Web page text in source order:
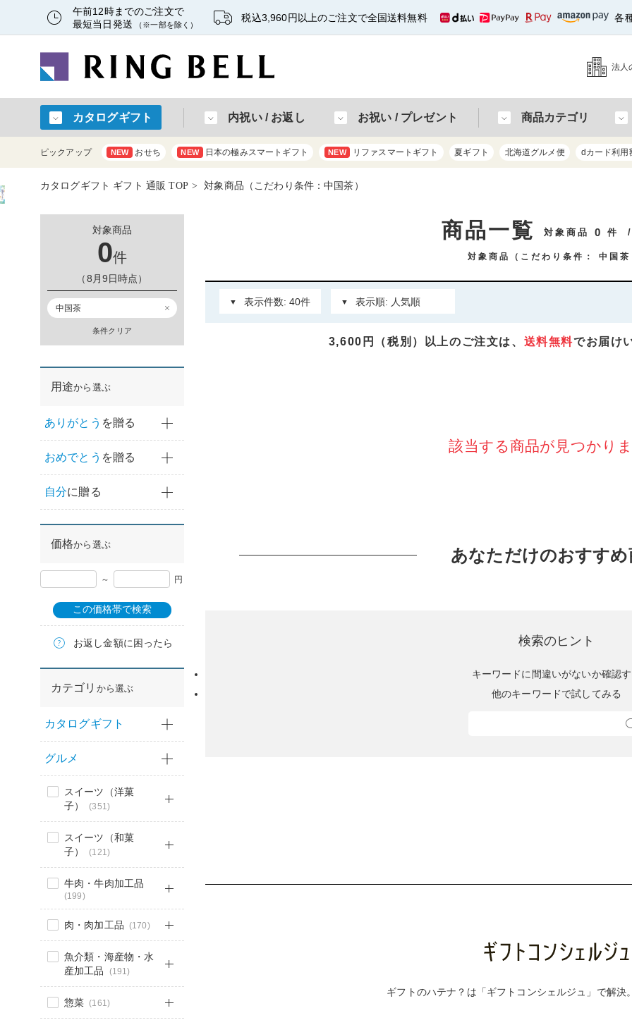
午前12時までのご注文で
最短当日発送
（※一部を除く）
税込3,960円以上のご注文で全国送料無料 各
法人
カタログギフト 内祝い / お返し お祝い / プレゼント 商品カテゴリ
ピックアップ NEW おせち NEW 日本の極みスマートギフト NEW リファスマートギフト 夏ギフト 北海道グルメ便 dカード利用
カタログギフト ギフト 通販 TOP 対象商品（こだわり条件：中国茶）
対象商品
0件
（8月9日時点）
中国茶
条件クリア
用途から選ぶ
ありがとう を贈る
おめでとう を贈る
自分に贈る
価格から選ぶ
～ 円
この価格帯で検索
お返し金額に困ったら
カテゴリ から選ぶ
カタログギフト
グルメ
スイーツ（洋菓
子）
(351)
スイーツ（和菓
子）
(121)
牛肉・牛肉加工品
(199)
肉・肉加工品 (170)
魚介類・海産物・水
産加工品
(191)
惣菜 (161)
商品一覧 対象商品 0 件
対象商品（こだわり条件： 中国茶
3,600円（税別）以上のご注文は、 送料無料でお届け
該当する商品が見つかり
あなただけのおすすめ
検索のヒント
キーワードに間違いがないか確認
他のキーワードで試してみる
ギフトのハテナ？は「ギフトコンシェルジュ」で解決